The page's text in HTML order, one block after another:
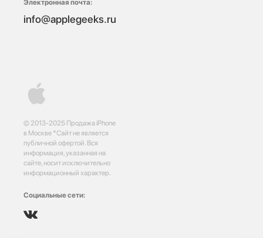
© 2013-2025 Продажа iPhone
в Москве *Сайт не является
публичной офертой. Вся
информация, указанная на
сайте, носит исключительно
информационный характер.
Социальные сети:
Электронная почта:
info@applegeeks.ru